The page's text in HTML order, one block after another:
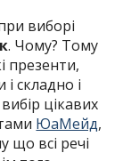
виборі
. Чому? Тому
презенти,
складно і
цікавих
ЮаМейд,
що всі речі